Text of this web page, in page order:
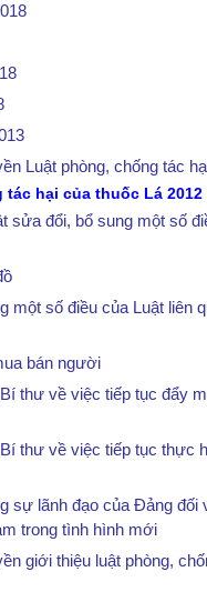
Luật phòng, chống tác
tác hại của thuốc Lá 2012
sửa đổi, bổ sung một số
một số điều của Luật liên
bán người
thư về việc tiếp tục đẩy
thư về việc tiếp tục thực
sự lãnh đạo của Đảng đối
trong tình hình mới
giới thiệu luật phòng,